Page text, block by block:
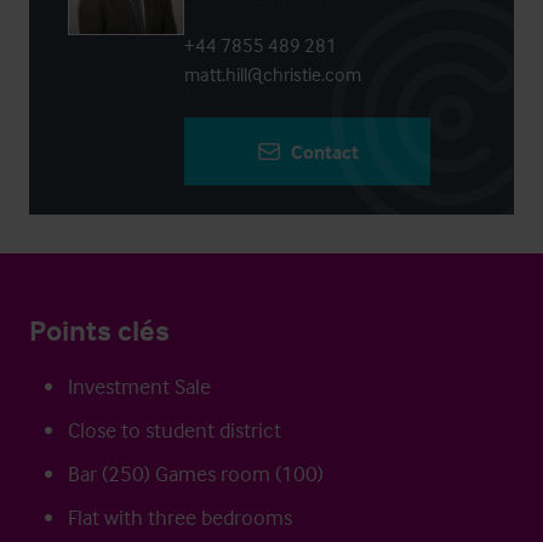
+44 7855 489 281
matt.hill@christie.com
Contact
Points clés
Investment Sale
Close to student district
Bar (250) Games room (100)
Flat with three bedrooms